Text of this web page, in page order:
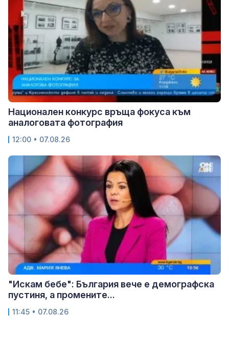
Национален конкурс връща фокуса към
аналоговата фотография
12:00 • 07.08.26
"Искам бебе": България вече е демографска
пустиня, а промените...
11:45 • 07.08.26